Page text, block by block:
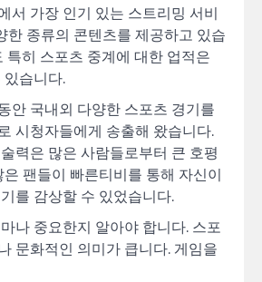
서 가장 인기 있는 스트리밍 서비
한 종류의 콘텐츠를 제공하고 있습
특히 스포츠 중계에 대한 업적은
습니다.
안 국내외 다양한 스포츠 경기를
시청자들에게 송출해 왔습니다.
력은 많은 사람들로부터 큰 호평
팬들이 빠른티비를 통해 자신이
를 감상할 수 있었습니다.
나 중요한지 알아야 합니다. 스포
문화적인 의미가 큽니다. 게임을